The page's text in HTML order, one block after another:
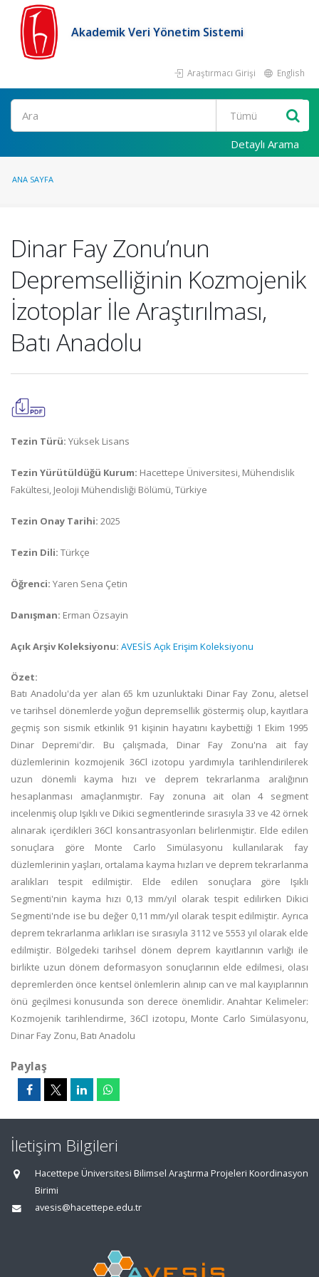
Akademik Veri Yönetim Sistemi
Araştırmacı Girişi English
Ara
Detaylı Arama
ANA SAYFA
Dinar Fay Zonu’nun
Depremselliğinin Kozmojenik
İzotoplar İle Araştırılması,
Batı Anadolu
Tezin Türü: Yüksek Lisans
Tezin Yürütüldüğü Kurum: Hacettepe Üniversitesi, Mühendislik
Fakültesi, Jeoloji Mühendisliği Bölümü, Türkiye
Tezin Onay Tarihi: 2025
Tezin Dili: Türkçe
Öğrenci: Yaren Sena Çetin
Danışman: Erman Özsayin
Açık Arşiv Koleksiyonu: AVESİS Açık Erişim Koleksiyonu
Özet:
Batı Anadolu'da yer alan 65 km uzunluktaki Dinar Fay Zonu, aletsel
ve tarihsel dönemlerde yoğun depremsellik göstermiş olup, kayıtlara
geçmiş son sismik etkinlik 91 kişinin hayatını kaybettiği 1 Ekim 1995
Dinar Depremi'dir. Bu çalışmada, Dinar Fay Zonu'na ait fay
düzlemlerinin kozmojenik 36Cl izotopu yardımıyla tarihlendirilerek
uzun dönemli kayma hızı ve deprem tekrarlanma aralığının
hesaplanması amaçlanmıştır. Fay zonuna ait olan 4 segment
incelenmiş olup Işıklı ve Dikici segmentlerinde sırasıyla 33 ve 42 örnek
alınarak içerdikleri 36Cl konsantrasyonları belirlenmiştir. Elde edilen
sonuçlara göre Monte Carlo Simülasyonu kullanılarak fay
düzlemlerinin yaşları, ortalama kayma hızları ve deprem tekrarlanma
aralıkları tespit edilmiştir. Elde edilen sonuçlara göre Işıklı
Segmenti'nin kayma hızı 0,13 mm/yıl olarak tespit edilirken Dikici
Segmenti'nde ise bu değer 0,11 mm/yıl olarak tespit edilmiştir. Ayrıca
deprem tekrarlanma arlıkları ise sırasıyla 3112 ve 5553 yıl olarak elde
edilmiştir. Bölgedeki tarihsel dönem deprem kayıtlarının varlığı ile
birlikte uzun dönem deformasyon sonuçlarının elde edilmesi, olası
depremlerden önce kentsel önlemlerin alınıp can ve mal kayıplarının
önü geçilmesi konusunda son derece önemlidir. Anahtar Kelimeler:
Kozmojenik tarihlendirme, 36Cl izotopu, Monte Carlo Simülasyonu,
Dinar Fay Zonu, Batı Anadolu
Paylaş
İletişim Bilgileri
Hacettepe Üniversitesi Bilimsel Araştırma Projeleri Koordinasyon
Birimi
avesis@hacettepe.edu.tr